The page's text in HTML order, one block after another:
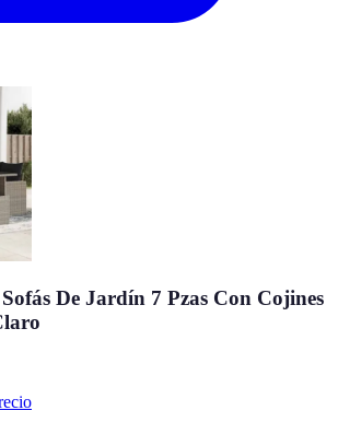
De Jardín 7 Pzas Con Cojines